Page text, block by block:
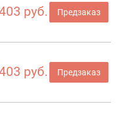
руб. Предзаказ
руб. Предзаказ